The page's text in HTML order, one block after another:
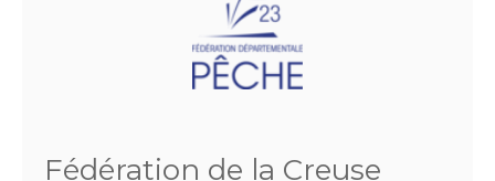
Fédération de la Creuse